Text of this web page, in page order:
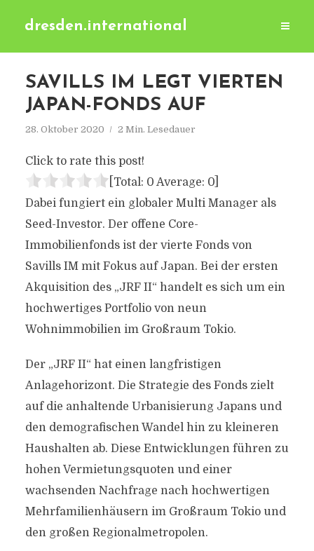
dresden.international
SAVILLS IM LEGT VIERTEN
JAPAN-FONDS AUF
28. Oktober 2020 2 Min. Lesedauer
Click to rate this post!
[Total: 0 Average: 0]
Dabei fungiert ein globaler Multi Manager als
Seed-Investor. Der offene Core-
Immobilienfonds ist der vierte Fonds von
Savills IM mit Fokus auf Japan. Bei der ersten
Akquisition des „JRF II“ handelt es sich um ein
hochwertiges Portfolio von neun
Wohnimmobilien im Großraum Tokio.
Der „JRF II“ hat einen langfristigen
Anlagehorizont. Die Strategie des Fonds zielt
auf die anhaltende Urbanisierung Japans und
den demografischen Wandel hin zu kleineren
Haushalten ab. Diese Entwicklungen führen zu
hohen Vermietungsquoten und einer
wachsenden Nachfrage nach hochwertigen
Mehrfamilienhäusern im Großraum Tokio und
den großen Regionalmetropolen.